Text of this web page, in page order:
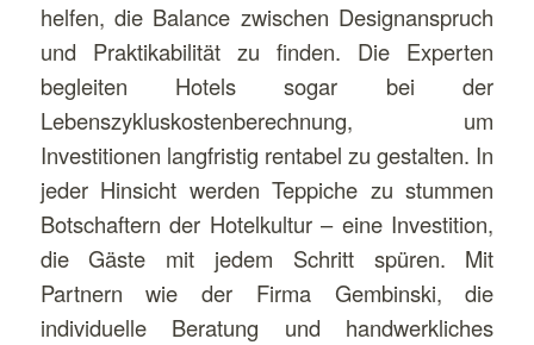
helfen, die Balance zwischen Designanspruch
und Praktikabilität zu finden. Die Experten
begleiten Hotels sogar bei der
Lebenszykluskostenberechnung, um
Investitionen langfristig rentabel zu gestalten. In
jeder Hinsicht werden Teppiche zu stummen
Botschaftern der Hotelkultur – eine Investition,
die Gäste mit jedem Schritt spüren. Mit
Partnern wie der Firma Gembinski, die
individuelle Beratung und handwerkliches